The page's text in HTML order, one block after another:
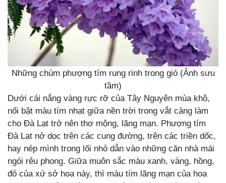
Những chùm phượng tím rung rinh trong gió (Ảnh sưu
tầm)
Dưới cái nắng vàng rực rỡ của Tây Nguyên mùa khô,
nổi bật màu tím nhạt giữa nền trời trong vắt càng làm
cho Đà Lạt trở nên thơ mộng, lãng mạn. Phượng tím
Đà Lạt nở dọc trên các cung đường, trên các triền dốc,
hay nép mình trong lối nhỏ dẫn vào những căn nhà mái
ngói rêu phong. Giữa muôn sắc màu xanh, vàng, hồng,
đỏ của xứ sở hoa này, thì màu tím lãng mạn của hoa